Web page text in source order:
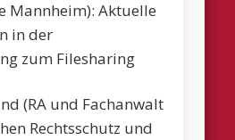
Mannheim): Aktuelle
in der
zum Filesharing
(RA und Fachanwalt
Rechtsschutz und